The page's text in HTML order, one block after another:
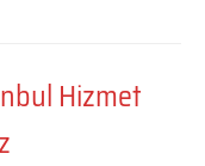
Hizmet